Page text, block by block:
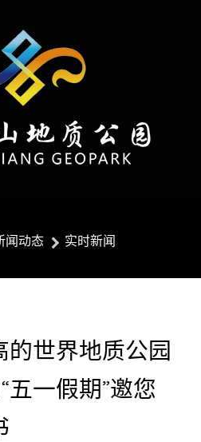
闻动态 实时新闻
的世界地质公园
一假期”邀您